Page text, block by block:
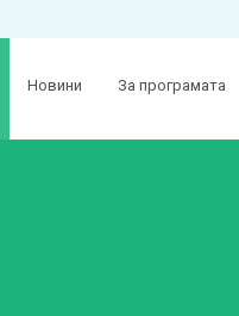
Новини За програмата